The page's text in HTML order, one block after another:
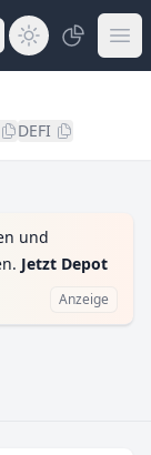
DEFI
und
Jetzt Depot
Anzeige